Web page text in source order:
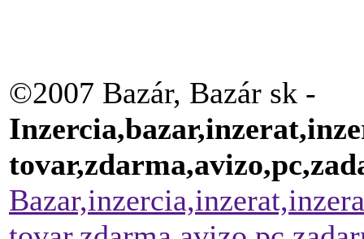
©2007 Bazár, Bazár sk -